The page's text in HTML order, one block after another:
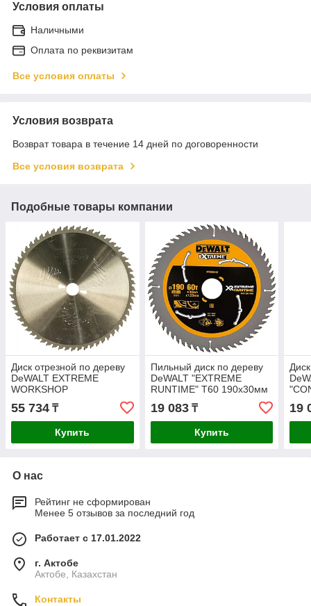
Условия оплаты
Наличными
Оплата по реквизитам
Все условия оплаты
Условия возврата
Возврат товара в течение 14 дней по договоренности
Все условия возврата
Подобные товары компании
Диск отрезной по дереву
DeWALT EXTREME
WORKSHOP
305х2.2х30мм DT4331-QZ
55 734 ₸
Купить
Пильный диск по дереву
DeWALT "EXTREME
RUNTIME" T60 190x30мм
DT99564-QZ
19 083₸
Купить
19
О нас
Рейтинг не сформирован
Менее 5 отзывов за последний год
Работает с 17.01.2022
г. Актобе
Актобе, Казахстан
Контакты